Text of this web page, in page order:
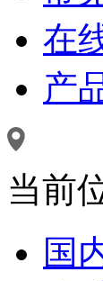
在
产
当前位
国